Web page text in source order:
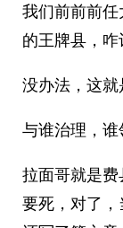
我们前前前
的王牌县，
没办法，这就
与谁治理，谁
拉面哥就是
要死，对了